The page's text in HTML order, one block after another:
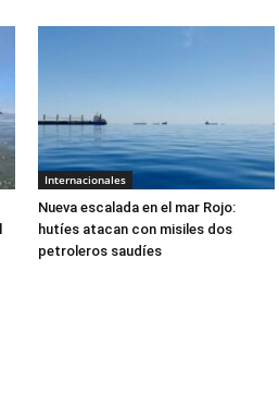
Internacionales
Nueva escalada en el mar Rojo:
hutíes atacan con misiles dos
petroleros saudíes